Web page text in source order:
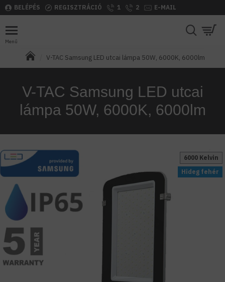
BELÉPÉS REGISZTRÁCIÓ 1 2 E-MAIL
V-TAC Samsung LED utcai lámpa 50W, 6000K, 6000lm
V-TAC Samsung LED utcai
lámpa 50W, 6000K, 6000lm
Hideg fehér
6000 Kelvin